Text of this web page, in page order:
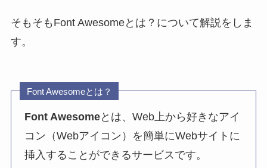
そもそもFont Awesomeとは？について解説をしま
す。
Font Awesomeとは？
Font Awesomeとは、Web上から好きなアイ
コン（Webアイコン）を簡単にWebサイトに
挿入することができるサービスです。